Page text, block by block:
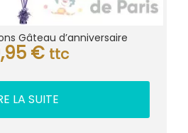
Gâteau d’anniversaire
€ ttc
LA SUITE